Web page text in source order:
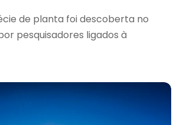
de planta foi descoberta no
pesquisadores ligados à